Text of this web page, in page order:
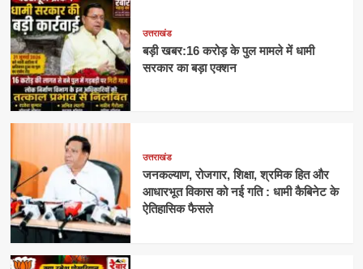
उत्तराखंड
बड़ी खबर:16 करोड़ के पुल मामले में धामी
सरकार का बड़ा एक्शन
उत्तराखंड
जनकल्याण, रोजगार, शिक्षा, श्रमिक हित और
आधारभूत विकास को नई गति : धामी कैबिनेट के
ऐतिहासिक फैसले